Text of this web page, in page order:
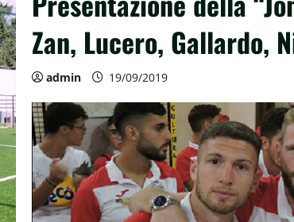
Zan, Lucero, Gallardo,
admin 19/09/2019